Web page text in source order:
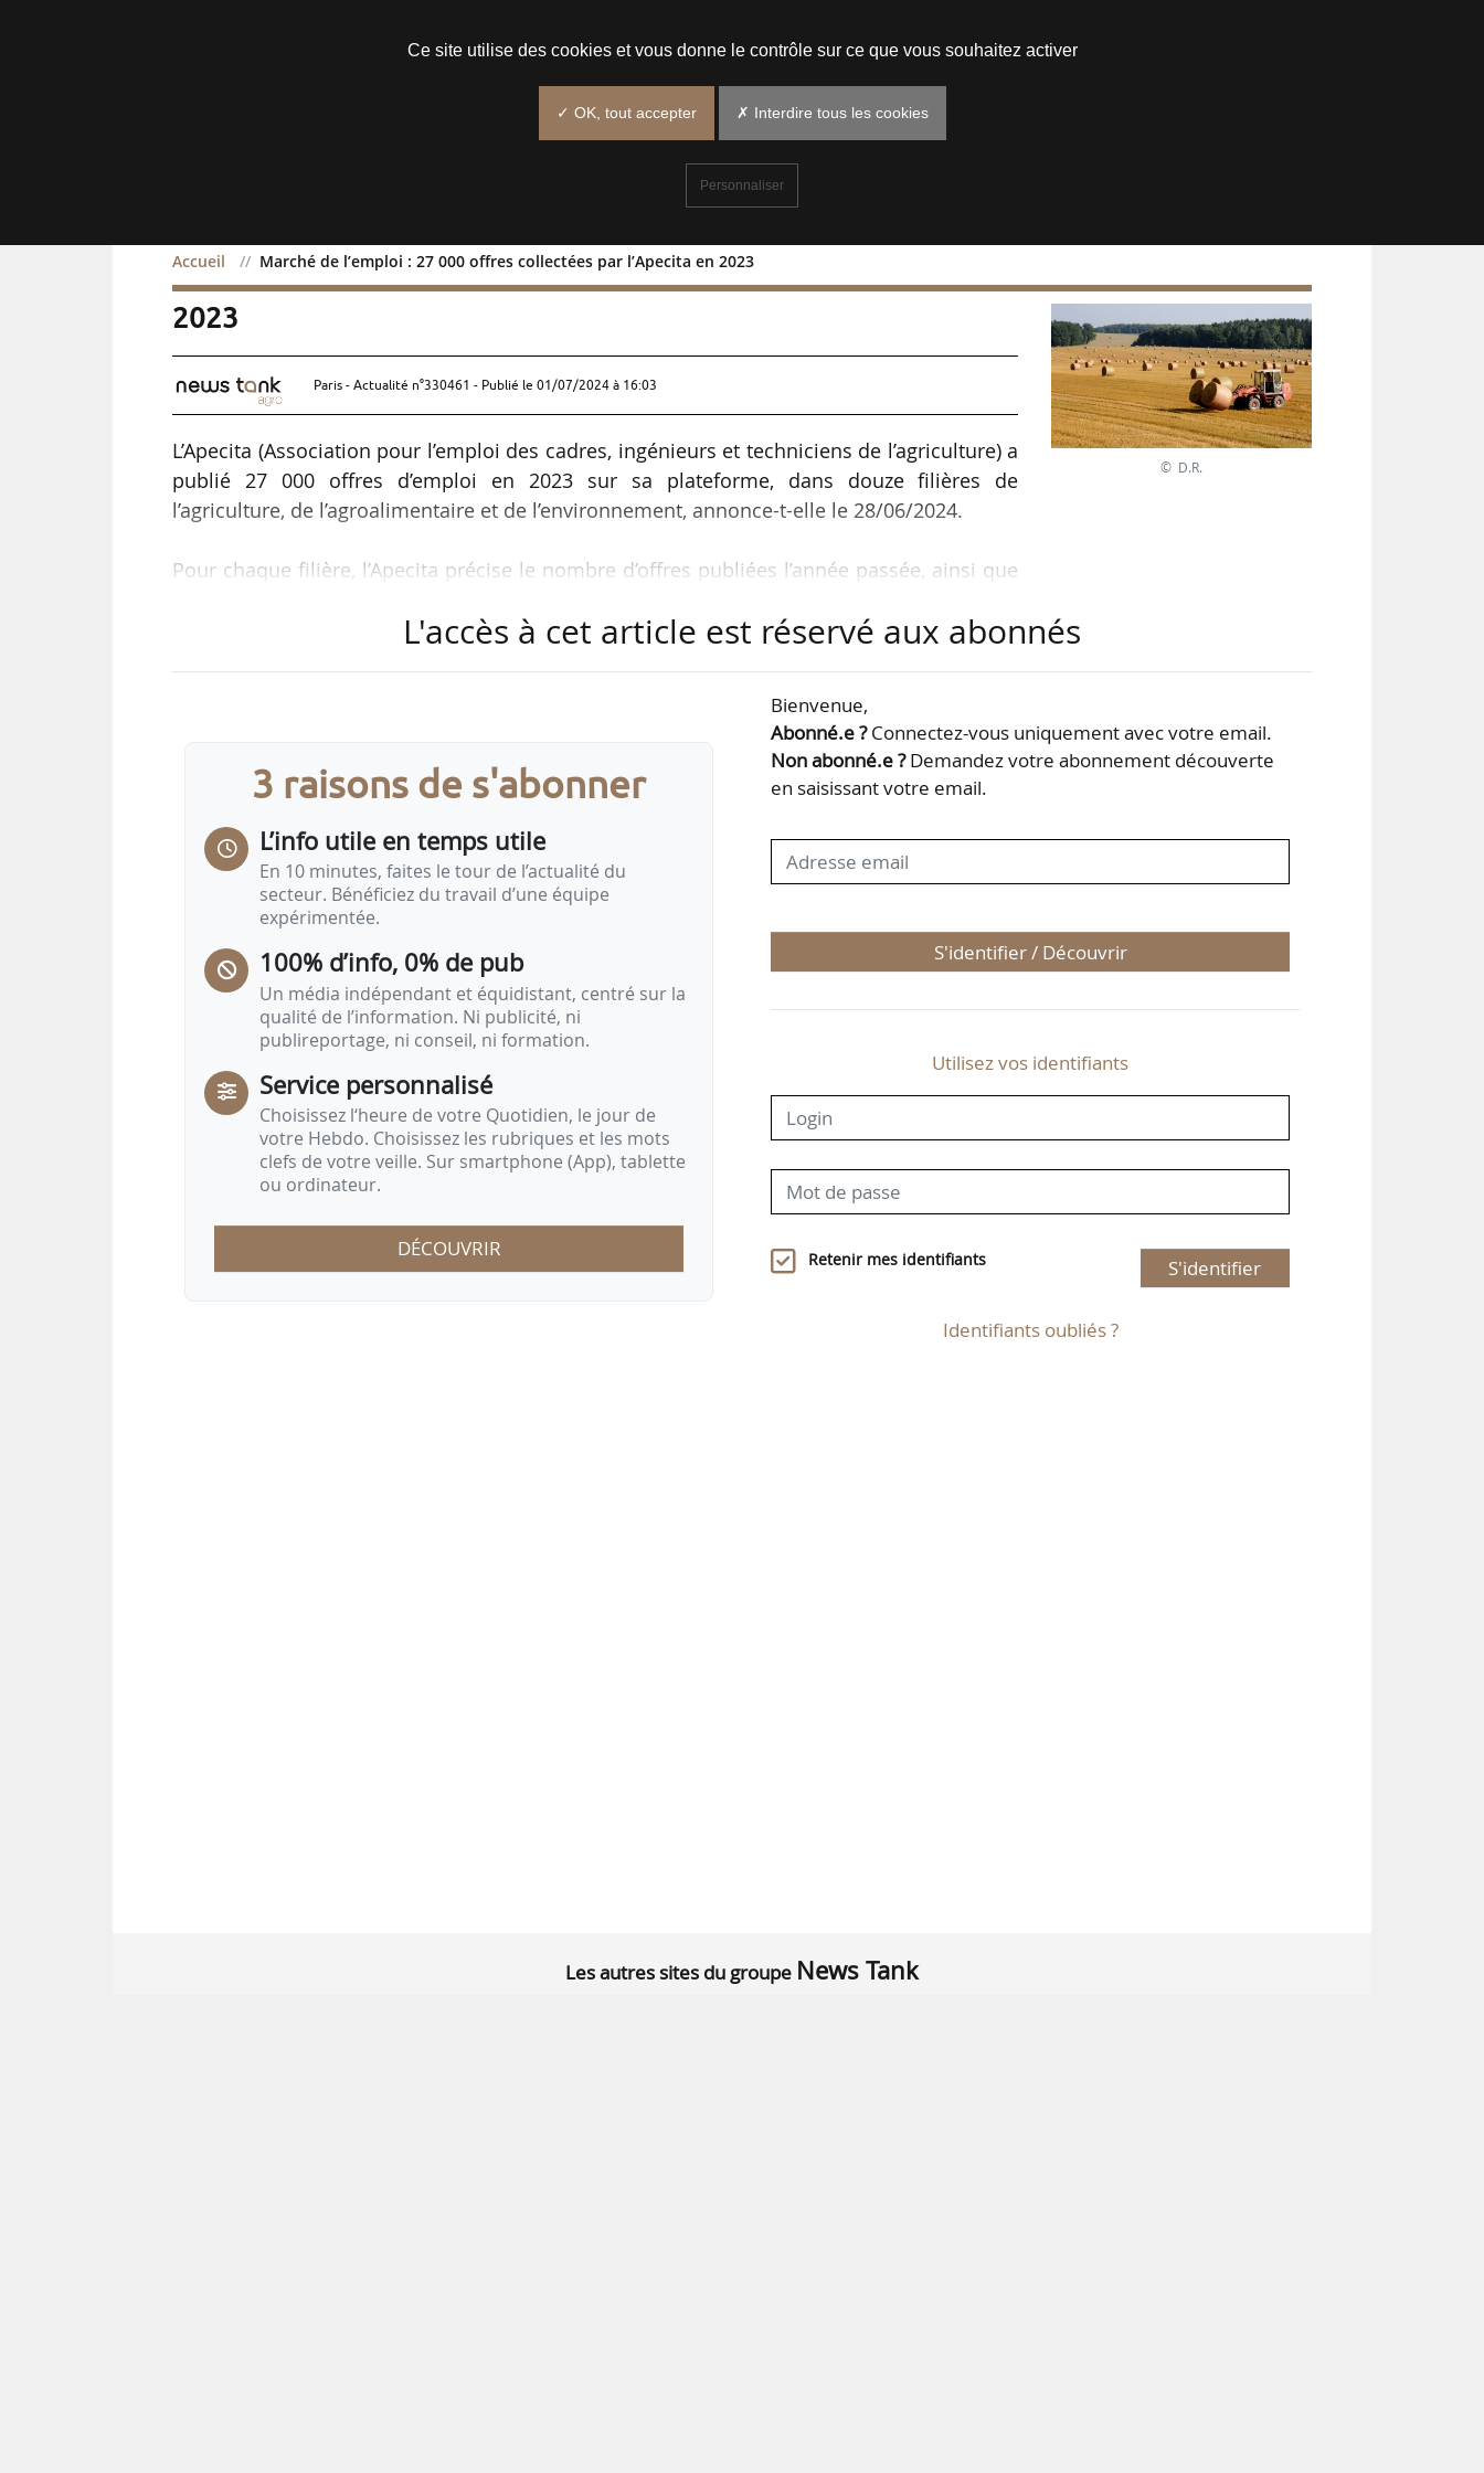
Accueil Marché de l’emploi : 27 000 offres collectées par l’Apecita en 2023
Marché de l’emploi : 27 000 offres collectées par l’Apecita en
2023
Paris - Actualité n°330461 - Publié le 01/07/2024 à 16:03
L’Apecita (Association pour l’emploi des cadres, ingénieurs et techniciens de l’agriculture) a
publié 27 000 offres d’emploi en 2023 sur sa plateforme, dans douze filières de
l’agriculture, de l’agroalimentaire et de l’environnement, annonce-t-elle le 28/06/2024.
Pour chaque filière, l’Apecita précise le nombre d’offres publiées l’année passée, ainsi que
fréquemment requis et, enfin, la part des CDI.
décroissant du nombre d’offres d’emploi publiées en 2023, sont les suivantes :
• Grandes cultures (3 218 postes) ;
• Agrofourniture (2 130 postes) …
© D.R.
L'accès à cet article est réservé aux abonnés
3 raisons de s'abonner
L’info utile en temps utile
En 10 minutes, faites le tour de l’actualité du
secteur. Bénéficiez du travail d’une équipe
expérimentée.
100% d’info, 0% de pub
Un média indépendant et équidistant, centré sur la
qualité de l’information. Ni publicité, ni
publireportage, ni conseil, ni formation.
Service personnalisé
Choisissez l‘heure de votre Quotidien, le jour de
votre Hebdo. Choisissez les rubriques et les mots
clefs de votre veille. Sur smartphone (App), tablette
ou ordinateur.
DÉCOUVRIR
Bienvenue,
Abonné.e ?Connectez-vous uniquement avec votre email.
Non abonné.e ?Demandez votre abonnement découverte
en saisissant votre email.
S'identifier / Découvrir
Utilisez vos identifiants
Retenir mes identifiants S'identifier
Identifiants oubliés ?
Les autres sites du groupe News Tank
Ce site utilise des cookies et vous donne le contrôle sur ce que vous souhaitez activer
✓ OK, tout accepter ✗ Interdire tous les cookies
Personnaliser